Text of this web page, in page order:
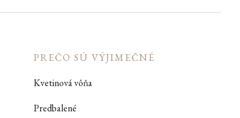
PREČO SÚ VÝJIMEČNÉ
Kvetinová vôňa
Predbalené